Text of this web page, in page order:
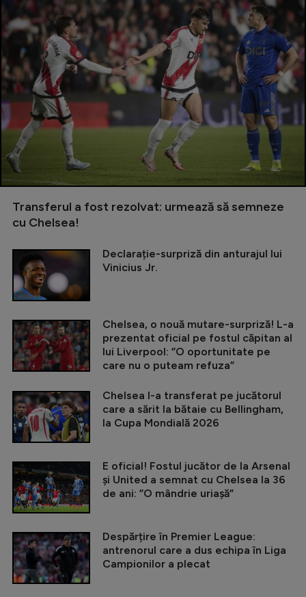
Transferul a fost rezolvat: urmează să semneze
cu Chelsea!
Declarație-surpriză din anturajul lui
Vinicius Jr.
Chelsea, o nouă mutare-surpriză! L-a
prezentat oficial pe fostul căpitan al
lui Liverpool: ”O oportunitate pe
care nu o puteam refuza”
Chelsea l-a transferat pe jucătorul
care a sărit la bătaie cu Bellingham,
la Cupa Mondială 2026
E oficial! Fostul jucător de la Arsenal
și United a semnat cu Chelsea la 36
de ani: ”O mândrie uriașă”
Despărțire în Premier League:
antrenorul care a dus echipa în Liga
Campionilor a plecat